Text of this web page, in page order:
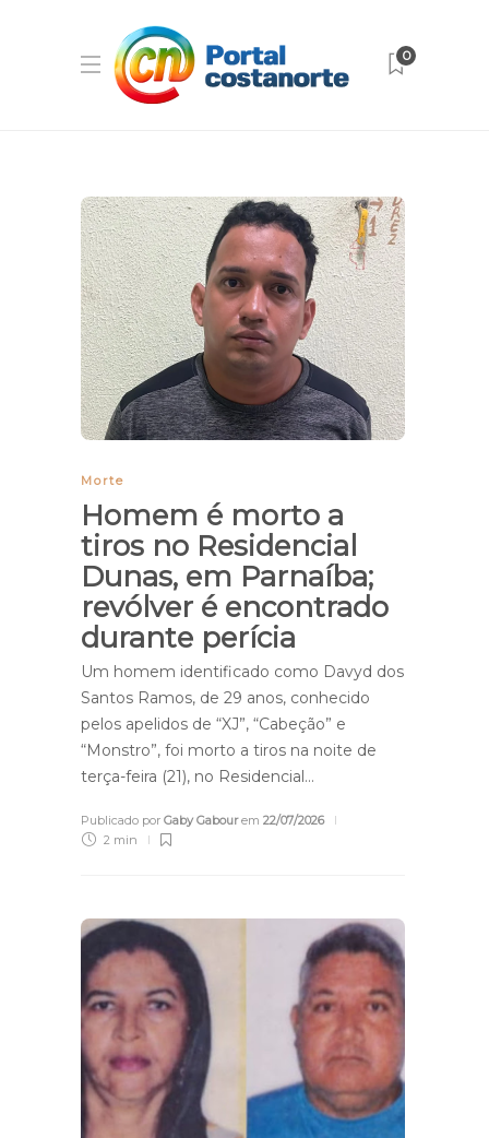
0
Morte
Homem é morto a
tiros no Residencial
Dunas, em Parnaíba;
revólver é encontrado
durante perícia
Um homem identificado como Davyd dos
Santos Ramos, de 29 anos, conhecido
pelos apelidos de “XJ”, “Cabeção” e
“Monstro”, foi morto a tiros na noite de
terça-feira (21), no Residencial…
Publicado por Gaby Gabourem 22/07/2026
2 min